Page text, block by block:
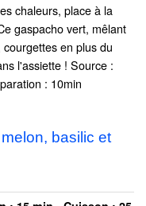
chaleurs, place à la
gaspacho vert, mêlant
en plus du
l'assiette ! Source :
: 10min
basilic et